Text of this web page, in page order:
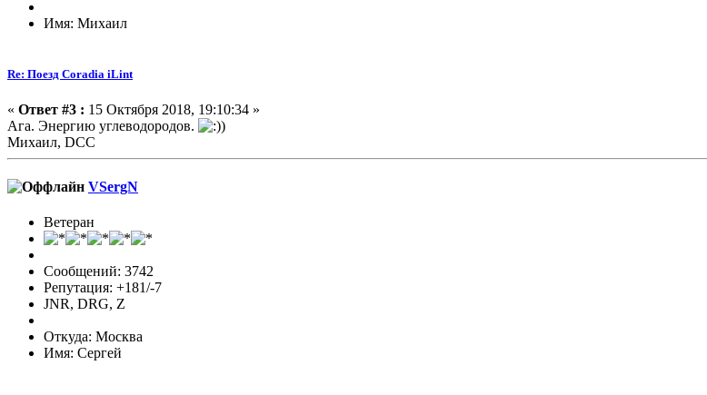
Имя: Михаил
Re: Поезд Coradia iLint
« Ответ #3 : 15 Октября 2018, 19:10:34 »
Ага. Энергию углеводородов.
Михаил, DCC
VSergN
Ветеран
Сообщений: 3742
Репутация: +181/-7
JNR, DRG, Z
Откуда: Москва
Имя: Сергей